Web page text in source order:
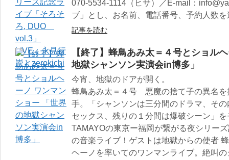
070-5534-1114（ヒサ）／E-mail：
ブ」とし、お名前、電話番号、予約人数
記事を読む
【終了】蜂鳥あみ太＝４号とショル
地獄シャンソン実演会in博多」
今宵、地獄のドアが開く。
蜂鳥あみ太＝４号 悪魔の捨て子の異名を
手。「シャンソンは三分間のドラマ、そ
セックス、残りの１分間は爆破シーン」
TAMAYOの東京ー福岡が繋がる夜シリー
の音楽ライブ！ゲストは地獄からの使者
ヘーノを率いてのワンマンライブ。絶叫